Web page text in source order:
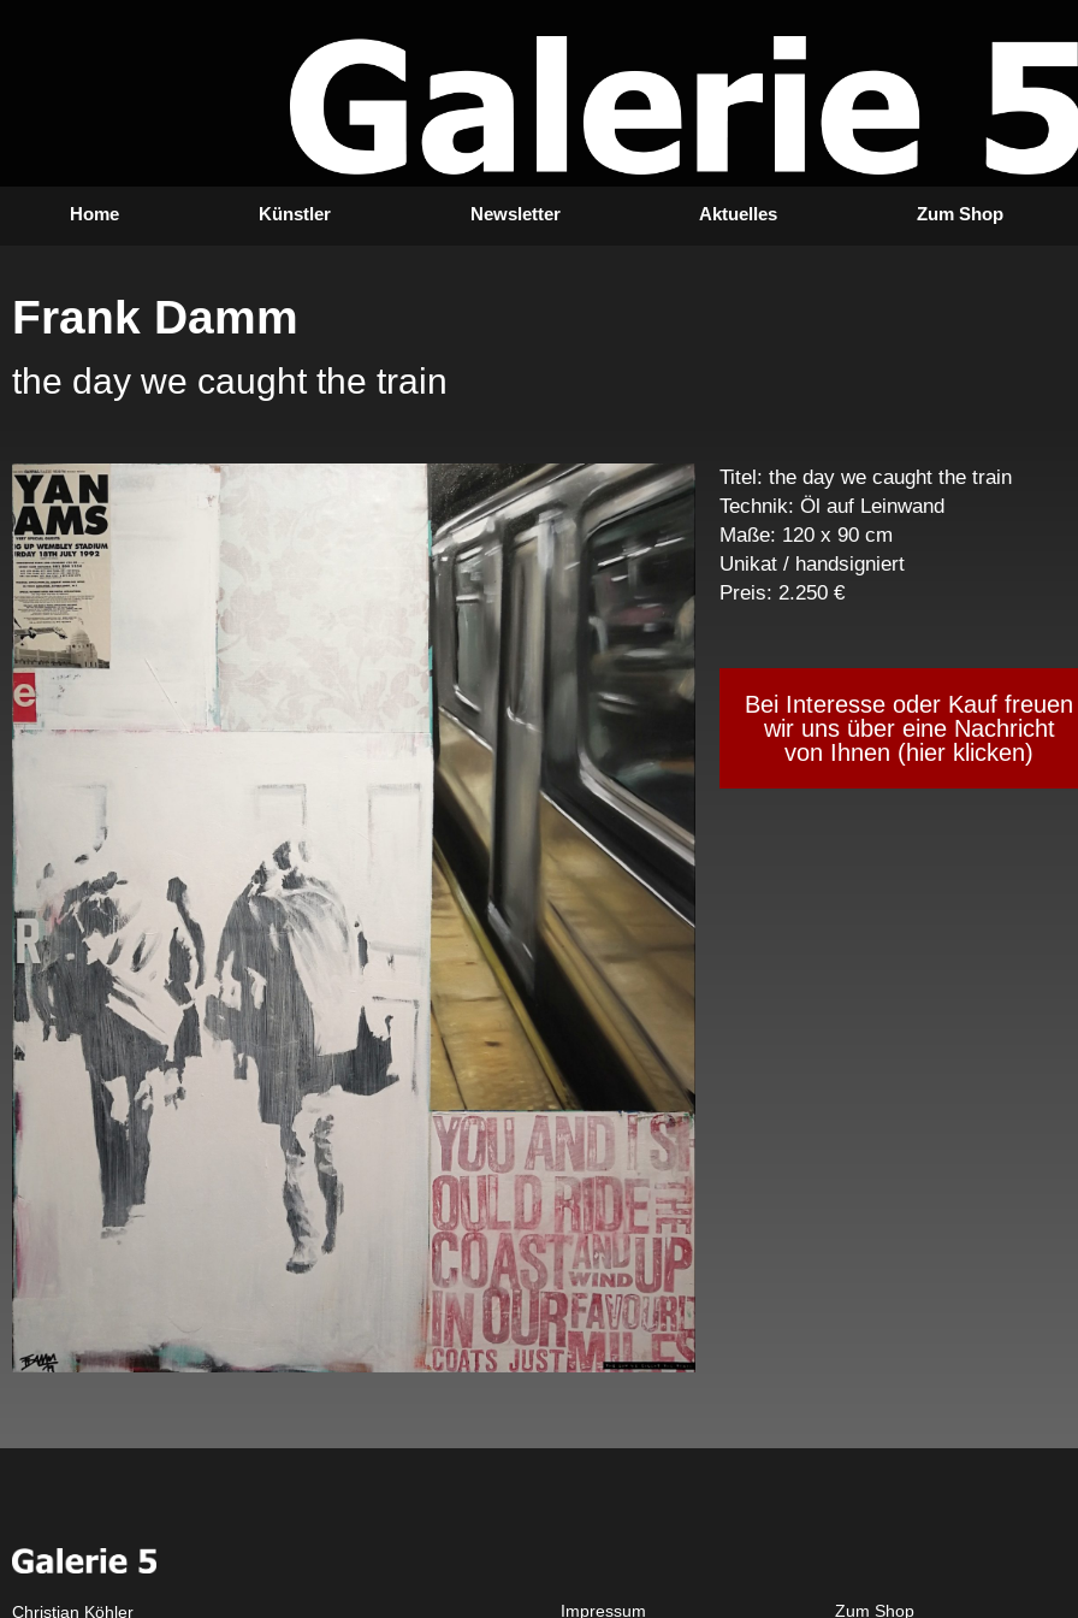
Home Künstler Newsletter Aktuelles Zum Shop
Frank Damm
the day we caught the train
Titel: the day we caught the train
Technik: Öl auf Leinwand
Maße: 120 x 90 cm
Unikat / handsigniert
Preis: 2.250 €
Bei Interesse oder Kauf freuen
wir uns über eine Nachricht
von Ihnen (hier klicken)
Christian Köhler Impressum Zum Shop